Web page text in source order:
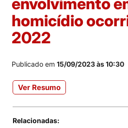
homicídio
2022
Publicado em 15/09/2023 às 10:30
Ver Resumo
Relacionadas: